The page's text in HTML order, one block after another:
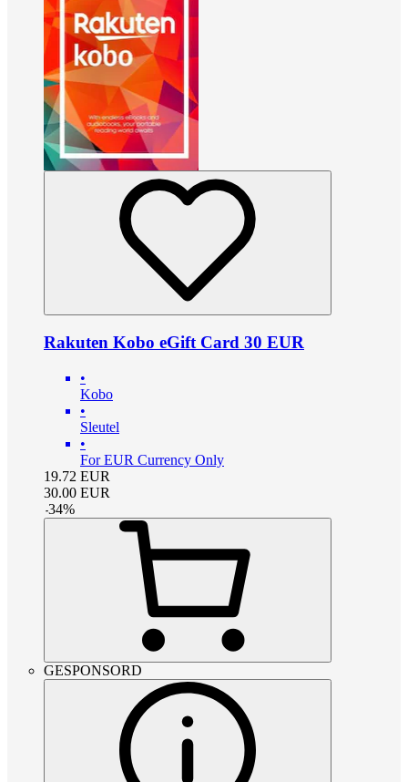
Rakuten Kobo eGift Card 30 EUR
•
Kobo
•
Sleutel
•
For EUR Currency Only
19.72 EUR
30.00 EUR
-34%
GESPONSORD